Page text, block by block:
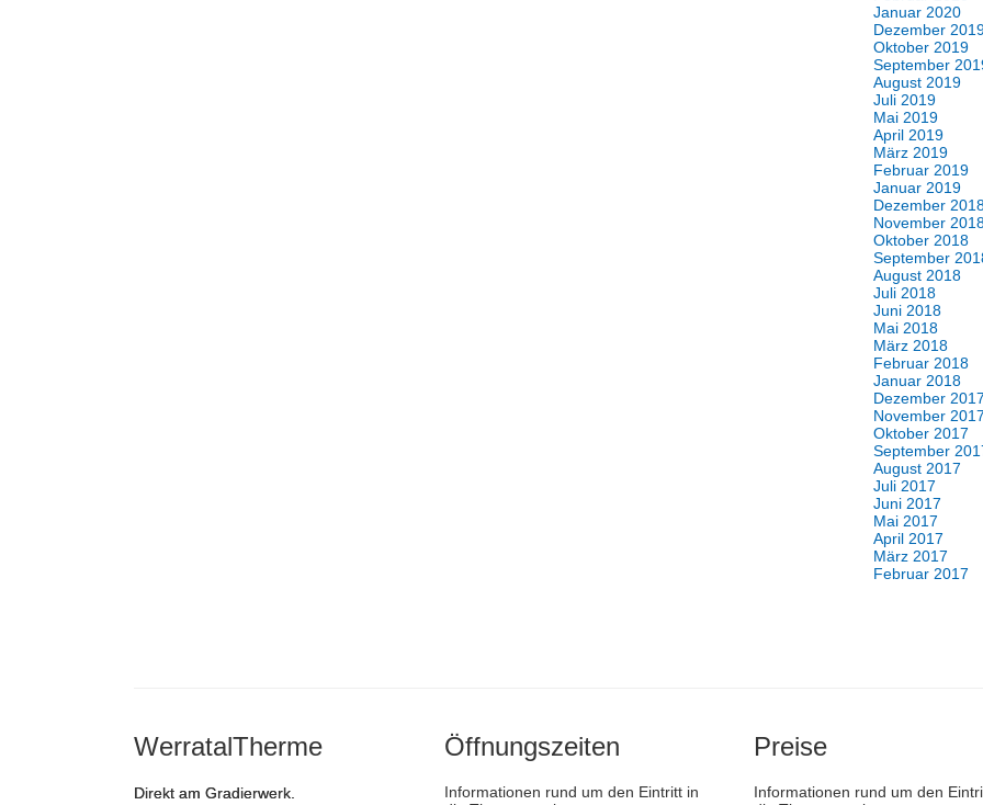
Januar 2020
Dezember
Oktober 2019
September
August 2019
Juli 2019
Mai 2019
April 2019
März 2019
Februar 2019
Januar 2019
Dezember
November
Oktober 2018
September
August 2018
Juli 2018
Juni 2018
Mai 2018
März 2018
Februar 2018
Januar 2018
Dezember 2017
November 2017
Oktober 2017
September
August 2017
Juli 2017
Juni 2017
Mai 2017
April 2017
März 2017
Februar 2017
WerratalTherme
Direkt am Gradierwerk.
Öffnungszeiten
Informationen rund um den Eintritt in
Preise
Informationen rund um den